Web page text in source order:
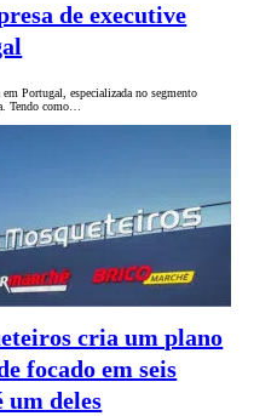
de executive
Portugal, especializada no segmento
Tendo como…
cria um plano
focado em seis
um deles